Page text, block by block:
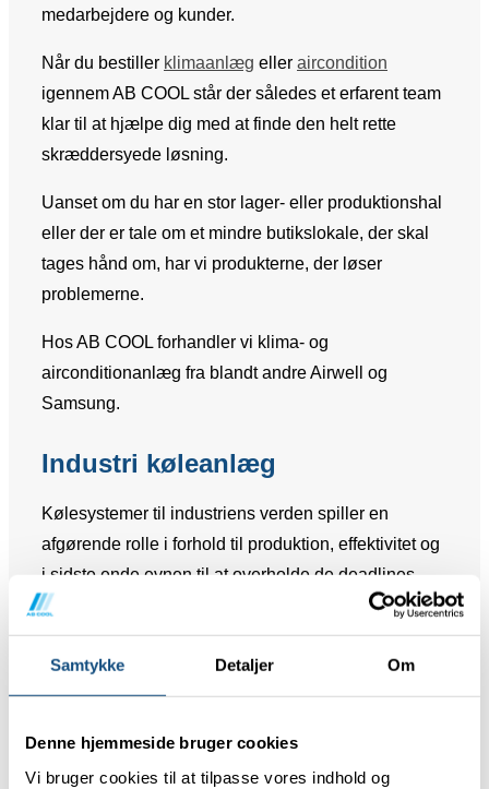
Samtykke Detaljer Om
Denne hjemmeside bruger cookies
Vi bruger cookies til at tilpasse vores indhold og
medarbejdere og kunder.
Når du bestiller klimaanlæg eller aircondition
igennem AB COOL står der således et erfarent team
klar til at hjælpe dig med at finde den helt rette
skræddersyede løsning.
Uanset om du har en stor lager- eller produktionshal
eller der er tale om et mindre butikslokale, der skal
tages hånd om, har vi produkterne, der løser
problemerne.
Hos AB COOL forhandler vi klima- og
airconditionanlæg fra blandt andre Airwell og
Samsung.
Industri køleanlæg
Kølesystemer til industriens verden spiller en
afgørende rolle i forhold til produktion, effektivitet og
i sidste ende evnen til at overholde de deadlines,
der er givet til kunderne.